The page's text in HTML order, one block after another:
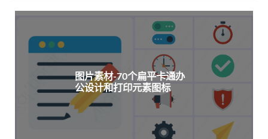
图片素材-70个扁平卡通办
公设计和打印元素图标